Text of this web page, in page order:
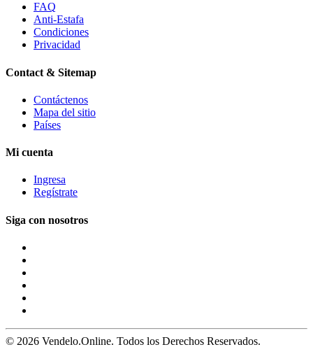
FAQ
Anti-Estafa
Condiciones
Privacidad
Contact & Sitemap
Contáctenos
Mapa del sitio
Países
Mi cuenta
Ingresa
Regístrate
Siga con nosotros
© 2026 Vendelo.Online. Todos los Derechos Reservados.